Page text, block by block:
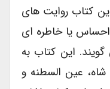
کتاب روایت های
یا خاطره ای
این کتاب به
عین السطنه و